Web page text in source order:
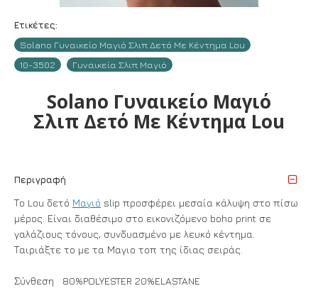
Ετικέτες:
Solano Γυναικείο Μαγιό Σλιπ Δετό Με Κέντημα Lou
10-3502
Γυναικεία Σλιπ Μαγιό
Solano Γυναικείο Μαγιό
Σλιπ Δετό Με Κέντημα Lou
Περιγραφή
Το Lou δετό Μαγιό slip προσφέρει μεσαία κάλυψη στο πίσω
μέρος. Είναι διαθέσιμο στο εικονιζόμενο boho print σε
γαλάζιους τόνους, συνδυασμένο με λευκό κέντημα.
Ταιριάξτε το με τα Μαγιο τοπ της ίδιας σειράς.
Σύνθεση 80%POLYESTER 20%ELASTANE